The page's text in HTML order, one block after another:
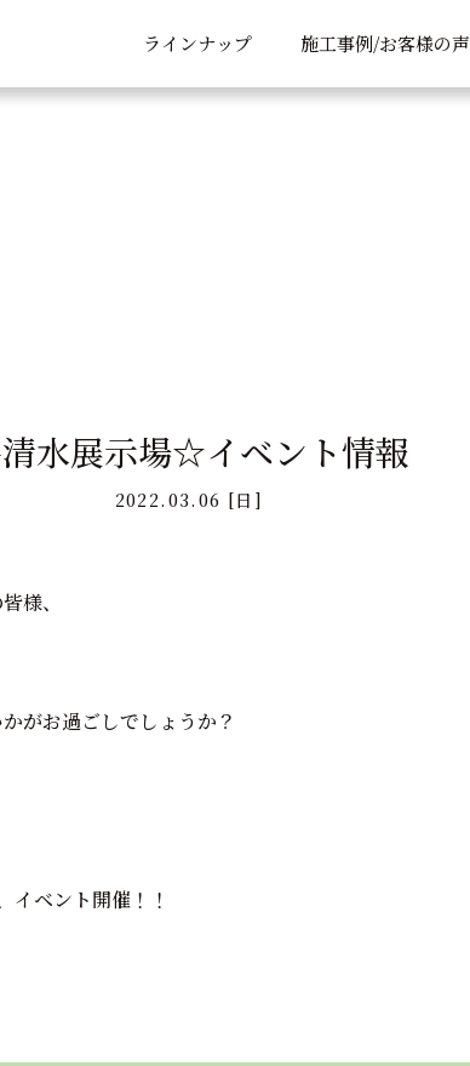
ラインナップ 施工事例/お客様の声
水展示場☆イベント情報
2022.03.06 [日]
様、
がお過ごしでしょうか？
イベント開催！！